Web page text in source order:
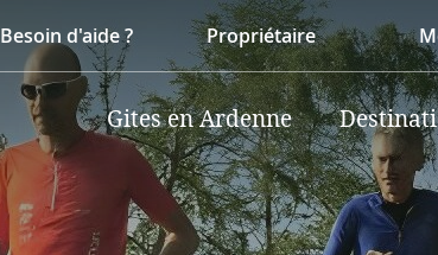
Besoin d'aide ? Propriétaire
Gites en Ardenne